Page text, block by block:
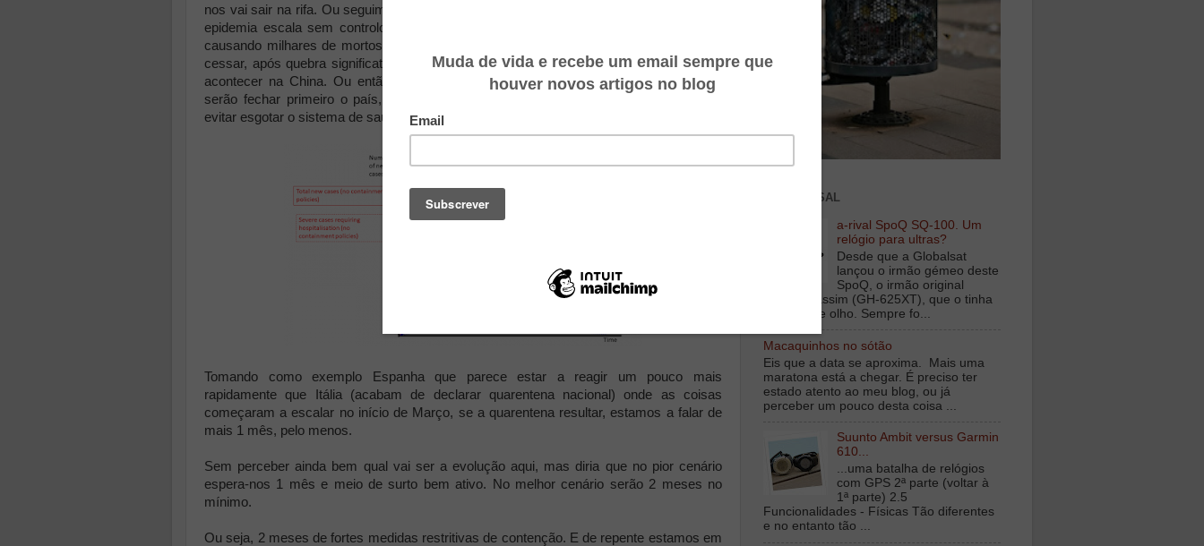
nos vai sair na rifa. Ou seguimos para uma situação idêntica a Espanha/Itália em que a
epidemia escala sem controlo, rebenta com toda a capacidade do sistema de saúde
causando milhares de mortos e o país fecha até o período de incubação e de doença
cessar, após quebra significativa do processo de transmissão como está finalmente a
acontecer na China. Ou então conseguimos com fortes medidas de contenção, que
serão fechar primeiro o país, atrasar a propagação do virus, prolongar o surto, mas
evitar esgotar o sistema de saúde e poupar várias dezenas de vítimas.
Tomando como exemplo Espanha que parece estar a reagir um pouco mais
rapidamente que Itália (acabam de declarar quarentena nacional) onde as coisas
começaram a escalar no início de Março, se a quarentena resultar, estamos a falar de
mais 1 mês, pelo menos.
Sem perceber ainda bem qual vai ser a evolução aqui, mas diria que no pior cenário
espera-nos 1 mês e meio de surto bem ativo. No melhor cenário serão 2 meses no
mínimo.
Ou seja, 2 meses de fortes medidas restritivas de contenção. E de repente estamos em
TOP MENSAL
a-rival SpoQ SQ-100. Um
relógio para ultras?
Desde que a Globalsat
lançou o irmão gémeo deste
SpoQ, o irmão original
digamos assim (GH-625XT), que o tinha
debaixo de olho. Sempre fo...
Macaquinhos no sótão
Eis que a data se aproxima. Mais uma
maratona está a chegar. É preciso ter
estado atento ao meu blog, ou já
perceber um pouco desta coisa ...
Suunto Ambit versus Garmin
610...
...uma batalha de relógios
com GPS 2ª parte (voltar à
1ª parte) 2.5
Funcionalidades - Físicas Tão diferentes
e no entanto tão ...